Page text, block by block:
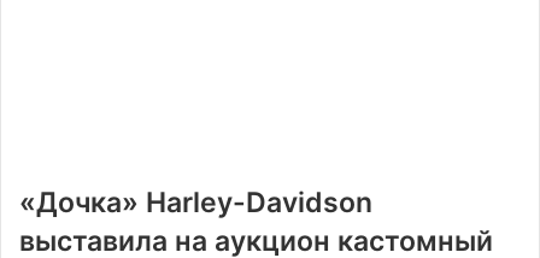
«Дочка» Harley-Davidson
выставила на аукцион кастомный